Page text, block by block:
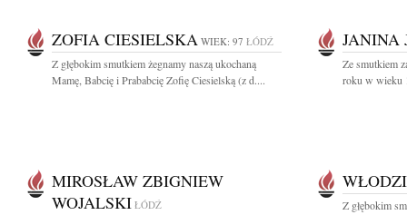
ZOFIA CIESIELSKA WIEK: 97 ŁÓDŹ
Z głębokim smutkiem żegnamy naszą ukochaną
Mamę, Babcię i Prababcię Zofię Ciesielską (z d....
JANINA
Ze smutkiem
roku w wieku
MIROSŁAW ZBIGNIEW
WOJALSKI ŁÓDŹ
Z głębokim